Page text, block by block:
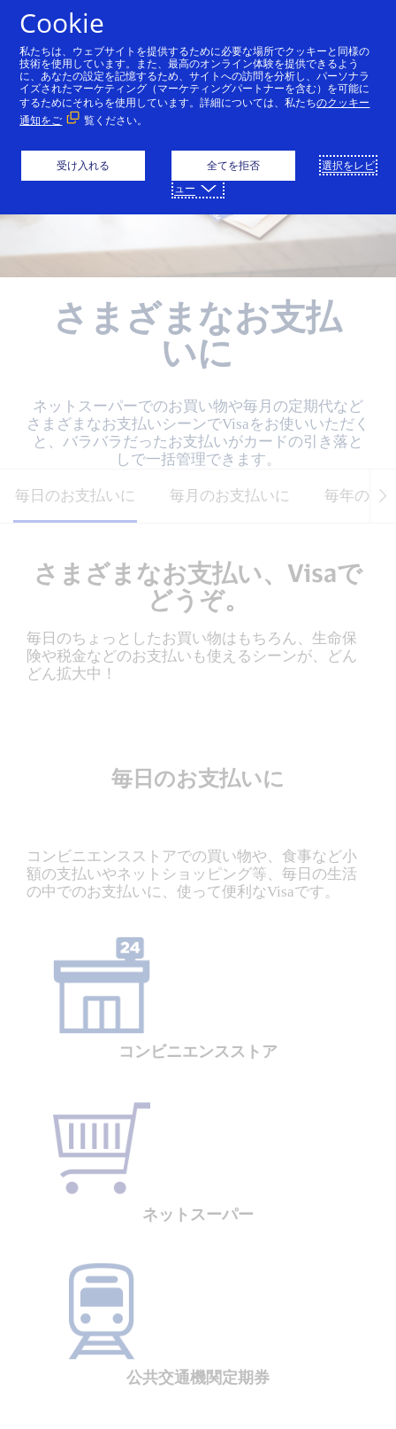
さまざまなお支払
いに
ネットスーパーでのお買い物や毎月の定期代など
さまざまなお支払いシーンでVisaをお使いいただく
と、バラバラだったお支払いがカードの引き落と
しで一括管理できます。
毎日のお支払いに 毎月のお支払いに 毎年のお
さまざまなお支払い、Visaで
どうぞ。
毎日のちょっとしたお買い物はもちろん、生命保
険や税金などのお支払いも使えるシーンが、どん
どん拡大中！
毎日のお支払いに
コンビニエンスストアでの買い物や、食事など小
額の支払いやネットショッピング等、毎日の生活
の中でのお支払いに、使って便利なVisaです。
コンビニエンスストア
ネットスーパー
公共交通機関定期券
Cookie
私たちは、ウェブサイトを提供するために必要な場所でクッキーと同様の
技術を使用しています。また、最高のオンライン体験を提供できるよう
に、あなたの設定を記憶するため、サイトへの訪問を分析し、パーソナラ
イズされたマーケティング（マーケティングパートナーを含む）を可能に
するためにそれらを使用しています。詳細については、私たちのクッキー
通知をご
覧ください。
受け入れる 全てを拒否
選択をレビ
ュー